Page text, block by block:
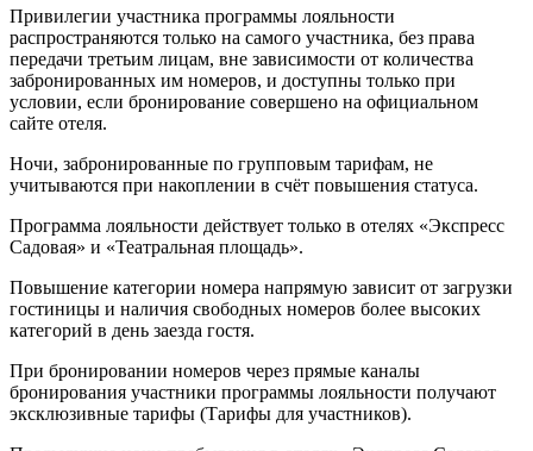
Привилегии участника программы лояльности
распространяются только на самого участника, без права
передачи третьим лицам, вне зависимости от количества
забронированных им номеров, и доступны только при
условии, если бронирование совершено на официальном
сайте отеля.
Ночи, забронированные по групповым тарифам, не
учитываются при накоплении в счёт повышения статуса.
Программа лояльности действует только в отелях «Экспресс
Садовая» и «Театральная площадь».
Повышение категории номера напрямую зависит от загрузки
гостиницы и наличия свободных номеров более высоких
категорий в день заезда гостя.
При бронировании номеров через прямые каналы
бронирования участники программы лояльности получают
эксклюзивные тарифы (Тарифы для участников).